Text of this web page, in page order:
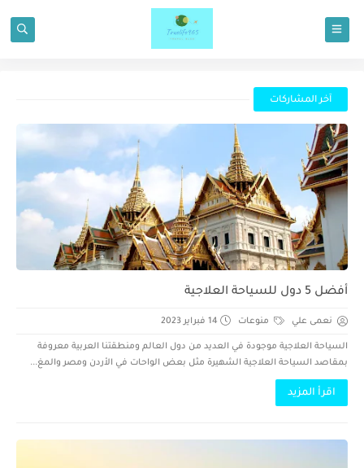
آخر المشاركات
أفضل 5 دول للسياحة العلاجية
نعمى علي منوعات 14 فبراير 2023
السياحة العلاجية موجودة في العديد من دول العالم ومنطقتنا العربية معروفة
بمقاصد السياحة العلاجية الشهيرة مثل بعض الواحات في الأردن ومصر والمغ...
اقرأ المزيد